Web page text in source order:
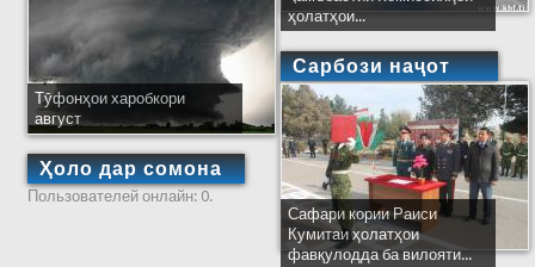
Тӯфонҳои харобкори
август
Ҳоло дар сомона
Пользователей онлайн: 0.
ҳолатҳои...
Сарбози наҷот
Сафари кории Раиси
Кумитаи ҳолатҳои
фавқулодда ба вилояти...